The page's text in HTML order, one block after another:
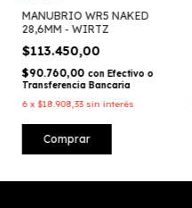
MANUBRIO WR5 NAKED
28,6MM - WIRTZ
$113.450,00
$90.760,00 con Efectivo o
Transferencia Bancaria
6 x$18.908,33 sin interés
Comprar